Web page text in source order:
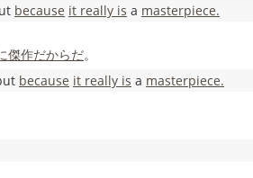
because it really is a masterpiece.
傑作だからだ。
because it really is a masterpiece.